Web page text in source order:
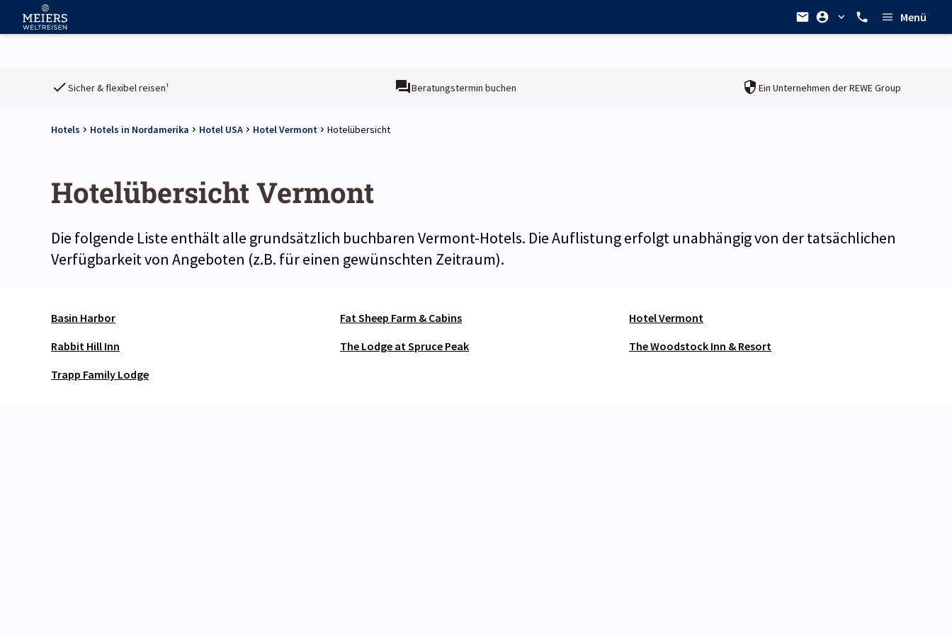
Menü
Sicher & flexibel reisen¹ Beratungstermin buchen Ein Unternehmen derREWE Group
Hotels Hotels in Nordamerika Hotel USA Hotel Vermont Hotelübersicht
Hotelübersicht Vermont
Die folgende Liste enthält alle grundsätzlich buchbaren Vermont-Hotels. Die Auflistung erfolgt unabhängig von der tatsächlichen
Verfügbarkeit von Angeboten (z.B. für einen gewünschten Zeitraum).
Basin Harbor Fat Sheep Farm & Cabins
Hotel Vermont
Rabbit Hill Inn
The Lodge at Spruce Peak
The Woodstock Inn & Resort
Trapp Family Lodge